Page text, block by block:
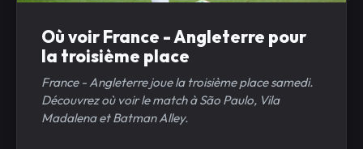
Où voir France - Angleterre pour
la troisième place
France - Angleterre joue la troisième place samedi.
Découvrez où voir le match à São Paulo, Vila
Madalena et Batman Alley.